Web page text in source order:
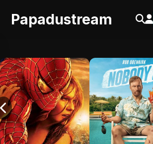
Papadustream